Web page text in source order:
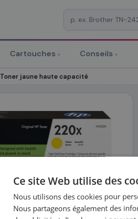
Cartouches ▾ Conseils ▾
jaune haute capacité
QUANTITÉ PAR LIVRAISON
NOM*
Ce site Web utilise des
Nous utilisons des cookies pour
Nous partageons également des